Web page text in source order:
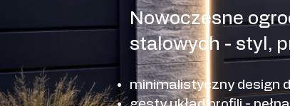
Nowoczesne
stalowych - styl,
minimalistyczny design